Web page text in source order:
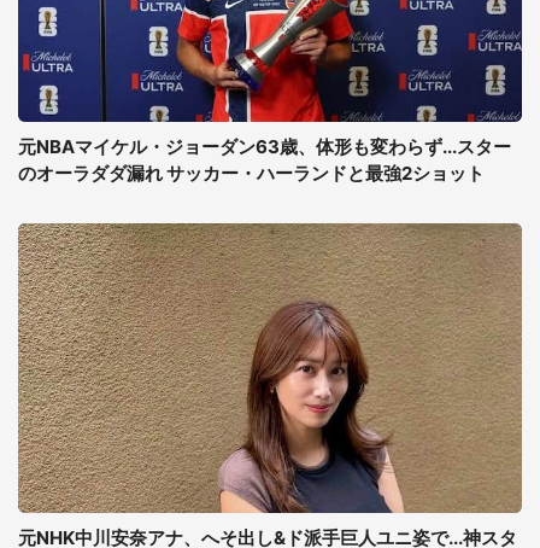
元NBAマイケル・ジョーダン63歳、体形も変わらず...スター
のオーラダダ漏れ サッカー・ハーランドと最強2ショット
元NHK中川安奈アナ、へそ出し&ド派手巨人ユニ姿で...神スタ